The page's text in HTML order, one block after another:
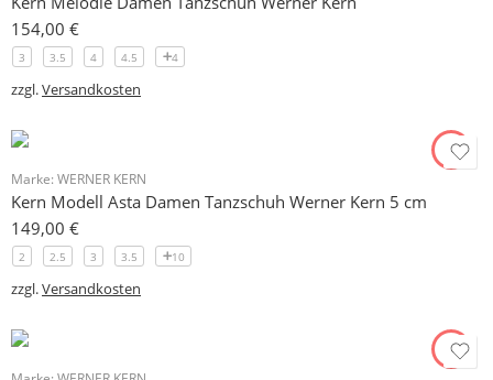
154,00 €
3 3.5 4 4.5 4
zzgl.Versandkosten
Marke: WERNER KERN
Kern Modell Asta Damen Tanzschuh Werner Kern 5 cm
149,00 €
2 2.5 3 3.5 10
zzgl.Versandkosten